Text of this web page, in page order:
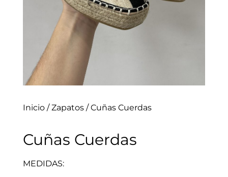
Inicio/Zapatos/ Cuñas Cuerdas
Cuñas Cuerdas
MEDIDAS: